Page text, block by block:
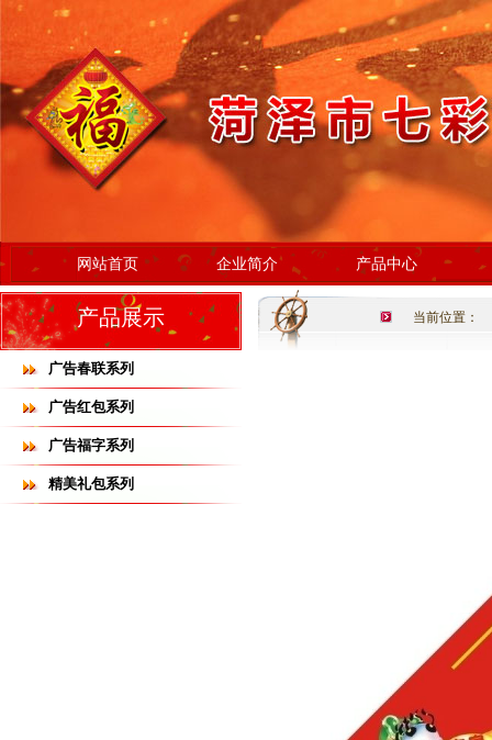
网站首页 企业简介 产品中心
产品展示
广告春联系列
广告红包系列
广告福字系列
精美礼包系列
当前位置：